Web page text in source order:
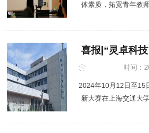
体素质，拓宽青年教
期“威利青年沙龙”。
喜报|“灵卓科
大学生创新大
时间：
2024年10月12日至15
新大赛在上海交通大
授指导，李卓林、姬